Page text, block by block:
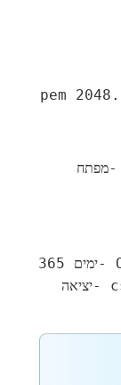
OpenSSL Req -חדש -SHA256 -מפתח
OpenSSL REQ -x509 -SHA256 -ימים 365
-מפתח key.pem -כניסה csr.csr -יציאה